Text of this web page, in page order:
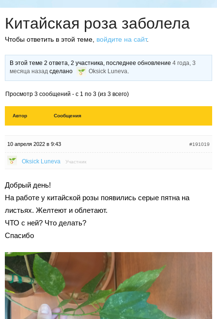
Китайская роза заболела
Чтобы ответить в этой теме, войдите на сайт.
В этой теме 2 ответа, 2 участника, последнее обновление4 года, 3
месяца назад сделано Oksick Luneva.
Просмотр 3 сообщений - с 1 по 3 (из 3 всего)
Автор Сообщения
10 апреля 2022 в 9:43 #191019
Oksick Luneva Участник
Добрый день!
На работе у китайской розы появились серые пятна на
листьях. Желтеют и облетают.
ЧТО с ней? Что делать?
Спасибо